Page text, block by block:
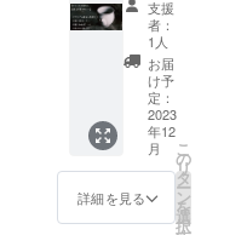
しかい
いよう
がない
です。
【プロ
フィー
ル】 林
青那 (は
やし・
あおな)
1989年
生ま
※「実際
にお届
けする
リター
ンと
パッ
ケージ
等のデ
ザイン
る場合
があり
る場合
があり
ますの
で、あ
らかじ
めご了
承くだ
い。」
ターン
商品の
保存方
法 [直
射日
光・高
温多湿
を避け
冷暗所
存] 賞味
期限
スケ
ジュー
ル調整
が難し
い方は
違った
特典で
のリ
ターン
となり
あおな)
さんに
よるオ
リジナ
ルロゴ
デザイ
ンのお
茶染め
茶色
トート
お茶の
セッ
ト】 ・
オリジ
ナル蓋
なし急
須×1 ・
茶葉
（煎
茶）
50g×1
支援
者：
1人
お届
け予
定：
2023
年12
月
詳細を見る
こ
の
リ
タ
ー
ン
を
選
択